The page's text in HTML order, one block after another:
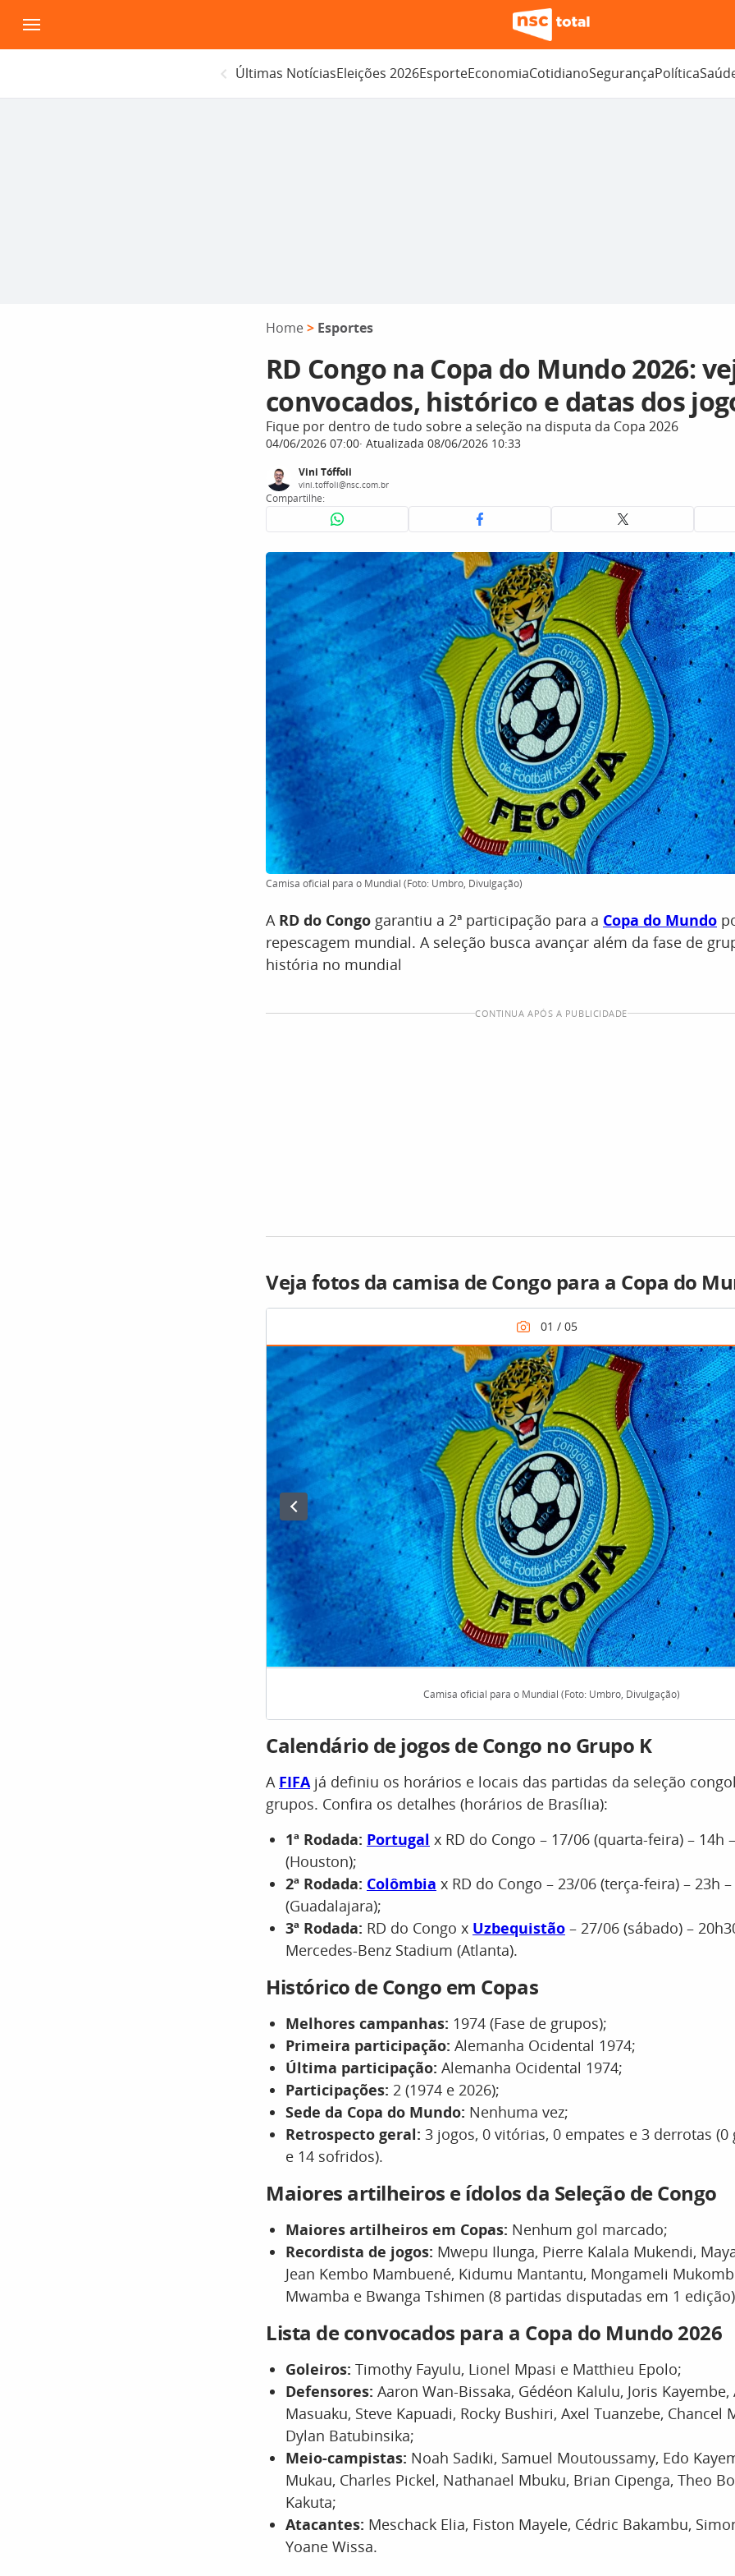
para
o
Últimas NotíciasEleições 2026EsporteEconomiaCotidianoSegurançaPolítica
Home > Esportes
RD Congo na Copa do Mundo 2026:
convocados, histórico e datas dos
Fique por dentro de tudo sobre a seleção na disputa da Copa 2026
04/06/2026 07:00 Atualizada 08/06/2026 10:33
Vini Tóffoli
vini.toffoli@nsc.com.br
Compartilhe:
Camisa oficial para o Mundial (Foto: Umbro, Divulgação)
A RD do Congo garantiu a 2ª participação para a Copa do Mundo
repescagem mundial. A seleção busca avançar além da fase de
história no mundial
CONTINUA APÓS A PUBLICIDADE
Veja fotos da camisa de Congo para a Copa do
Camisa oficial para o Mundial (Foto: Umbro, Divulgação)
Calendário de jogos de Congo no Grupo K
A FIFAjá definiu os horários e locais das partidas da seleção
grupos. Confira os detalhes (horários de Brasília):
1ª Rodada: Portugal x RD do Congo – 17/06 (quarta-feira) – 14h
(Houston);
2ª Rodada: Colômbia x RD do Congo – 23/06 (terça-feira) – 23h
(Guadalajara);
3ª Rodada: RD do Congo x Uzbequistão – 27/06 (sábado) –
Mercedes-Benz Stadium (Atlanta).
Histórico de Congo em Copas
Melhores campanhas: 1974 (Fase de grupos);
Primeira participação: Alemanha Ocidental 1974;
Última participação: Alemanha Ocidental 1974;
Participações: 2 (1974 e 2026);
Sede da Copa do Mundo: Nenhuma vez;
Retrospecto geral: 3 jogos, 0 vitórias, 0 empates e 3 derrotas (0
e 14 sofridos).
Maiores artilheiros e ídolos da Seleção de Congo
Maiores artilheiros em Copas: Nenhum gol marcado;
Recordista de jogos: Mwepu Ilunga, Pierre Kalala Mukendi,
Jean Kembo Mambuené, Kidumu Mantantu, Mongameli
Mwamba e Bwanga Tshimen (8 partidas disputadas em 1
Lista de convocados para a Copa do Mundo 2026
Goleiros: Timothy Fayulu, Lionel Mpasi e Matthieu Epolo;
Defensores: Aaron Wan-Bissaka, Gédéon Kalulu, Joris
Masuaku, Steve Kapuadi, Rocky Bushiri, Axel Tuanzebe, Chancel
Dylan Batubinsika;
Meio-campistas: Noah Sadiki, Samuel Moutoussamy, Edo
Mukau, Charles Pickel, Nathanael Mbuku, Brian Cipenga, Theo
Kakuta;
Atacantes: Meschack Elia, Fiston Mayele, Cédric Bakambu,
Yoane Wissa.